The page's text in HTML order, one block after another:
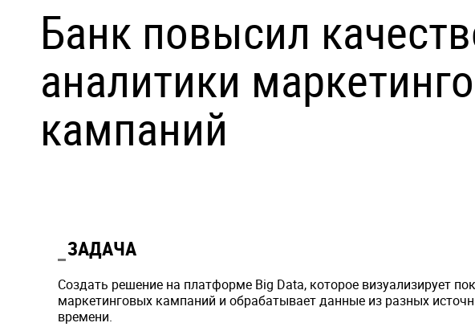
Банк повысил
аналитики
кампаний
ЗАДАЧА
Создать решение на платформе Big Data, которое визуализирует
маркетинговых кампаний и обрабатывает данные из разных
времени.